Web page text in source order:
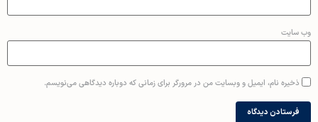
وب‌ سایت
ذخیره نام، ایمیل و وبسایت من در مرورگر برای زمانی که دوباره دیدگاهی می‌نویسم.